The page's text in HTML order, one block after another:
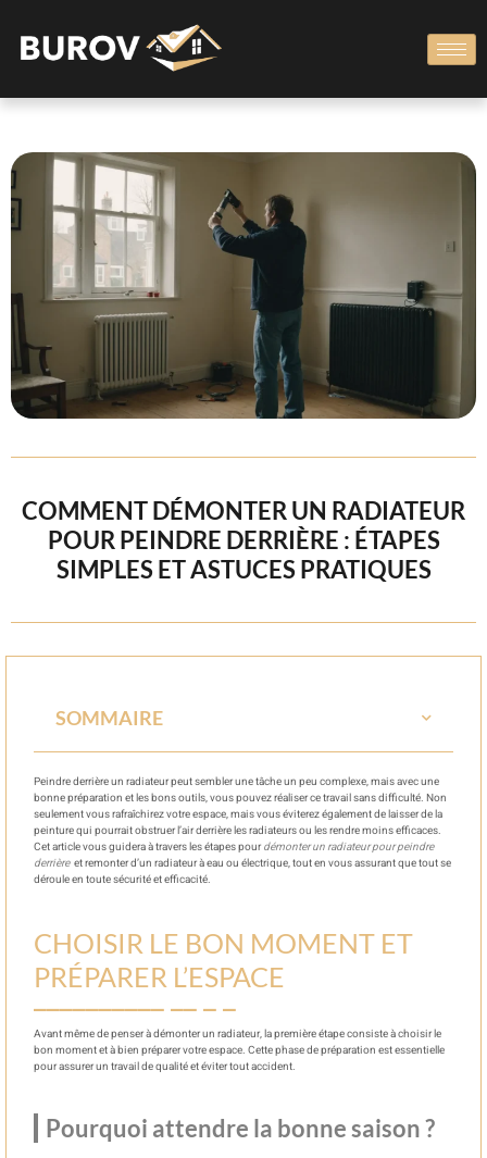
COMMENT DÉMONTER UN RADIATEUR
POUR PEINDRE DERRIÈRE : ÉTAPES
SIMPLES ET ASTUCES PRATIQUES
SOMMAIRE
Peindre derrière un radiateur peut sembler une tâche un peu complexe, mais avec une
bonne préparation et les bons outils, vous pouvez réaliser ce travail sans difficulté. Non
seulement vous rafraîchirez votre espace, mais vous éviterez également de laisser de la
peinture qui pourrait obstruer l’air derrière les radiateurs ou les rendre moins efficaces.
Cet article vous guidera à travers les étapes pour démonter un radiateur pour peindre
derrièreet remonter d’un radiateur à eau ou électrique, tout en vous assurant que tout se
déroule en toute sécurité et efficacité.
CHOISIR LE BON MOMENT ET
PRÉPARER L’ESPACE
Avant même de penser à démonter un radiateur, la première étape consiste à choisir le
bon moment et à bien préparer votre espace. Cette phase de préparation est essentielle
pour assurer un travail de qualité et éviter tout accident.
Pourquoi attendre la bonne saison ?